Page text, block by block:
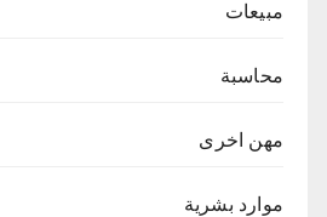
مبيعات
محاسبة
مهن اخرى
موارد بشرية